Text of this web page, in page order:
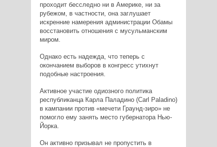
проходит бесследно ни в Америке, ни за
рубежом, в частности, она заглушает
искренние намерения администрации Обамы
восстановить отношения с мусульманским
миром.
Однако есть надежда, что теперь с
окончанием выборов в конгресс утихнут
подобные настроения.
Активное участие одиозного политика
республиканца Карла Паладино (Carl Paladino)
в кампании против «мечети Граунд-зиро» не
помогло ему занять место губернатора Нью-
Йорка.
Он активно призывал не пропустить в